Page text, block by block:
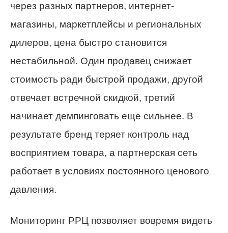
через разных партнеров, интернет-
магазины, маркетплейсы и региональных
дилеров, цена быстро становится
нестабильной. Один продавец снижает
стоимость ради быстрой продажи, другой
отвечает встречной скидкой, третий
начинает демпинговать еще сильнее. В
результате бренд теряет контроль над
восприятием товара, а партнерская сеть
работает в условиях постоянного ценового
давления.
Мониторинг РРЦ позволяет вовремя видеть